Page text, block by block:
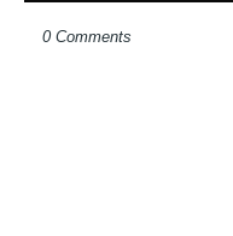
0 Comments